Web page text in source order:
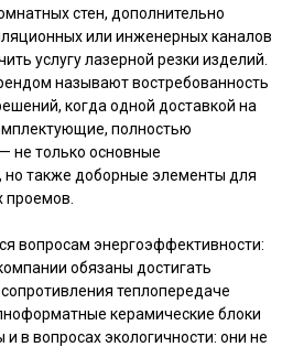
стен, дополнительно
или инженерных каналов
услугу лазерной резки изделий.
называют востребованность
когда одной доставкой на
полностью
не только основные
также доборные элементы для
проемов.
вопросам энергоэффективности:
обязаны достигать
теплопередаче
керамические блоки
в вопросах экологичности: они не